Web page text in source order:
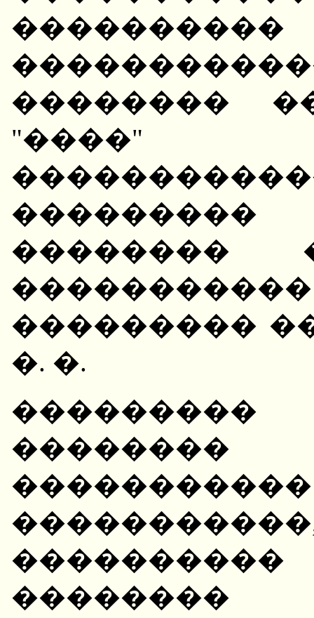
��������
"����"
���������
��������
���������
�. �.